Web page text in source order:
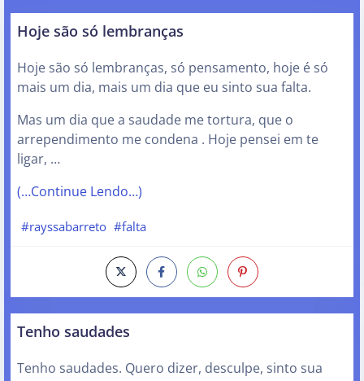
Hoje são só lembranças
Hoje são só lembranças, só pensamento, hoje é só
mais um dia, mais um dia que eu sinto sua falta.
Mas um dia que a saudade me tortura, que o
arrependimento me condena . Hoje pensei em te
ligar, …
(…Continue Lendo…)
#rayssabarreto #falta
Tenho saudades
Tenho saudades. Quero dizer, desculpe, sinto sua